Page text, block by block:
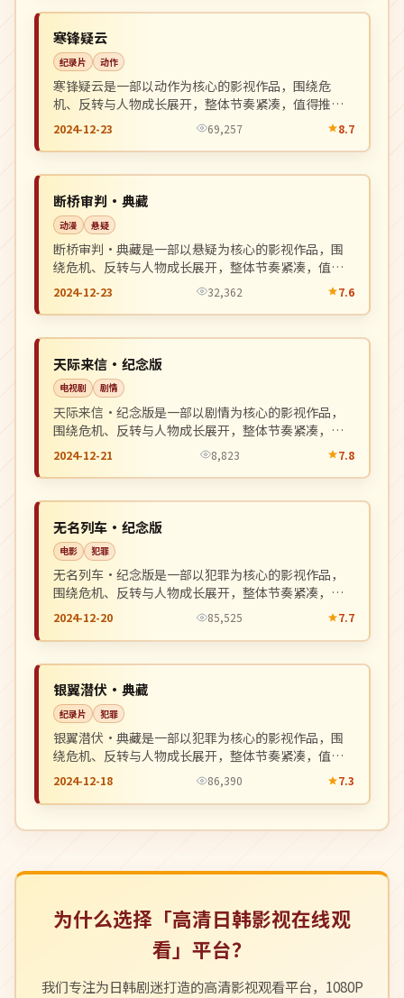
英国
寒锋疑云
纪录片 动作
寒锋疑云是一部以动作为核心的影视作品，围绕危
机、反转与人物成长展开，整体节奏紧凑，值得推荐
观看。
2024-12-23 69,257 8.7
英国
断桥审判·典藏
动漫 悬疑
断桥审判·典藏是一部以悬疑为核心的影视作品，围
绕危机、反转与人物成长展开，整体节奏紧凑，值得
推荐观看。
2024-12-23 32,362 7.6
英国
天际来信·纪念版
电视剧 剧情
天际来信·纪念版是一部以剧情为核心的影视作品，
围绕危机、反转与人物成长展开，整体节奏紧凑，值
得推荐观看。
2024-12-21 8,823 7.8
中国
无名列车·纪念版
电影 犯罪
无名列车·纪念版是一部以犯罪为核心的影视作品，
围绕危机、反转与人物成长展开，整体节奏紧凑，值
得推荐观看。
2024-12-20 85,525 7.7
中国
银翼潜伏·典藏
纪录片 犯罪
银翼潜伏·典藏是一部以犯罪为核心的影视作品，围
绕危机、反转与人物成长展开，整体节奏紧凑，值得
推荐观看。
2024-12-18 86,390 7.3
为什么选择「高清日韩影视在线观
看」平台？
我们专注为日韩剧迷打造的高清影视观看平台，1080P